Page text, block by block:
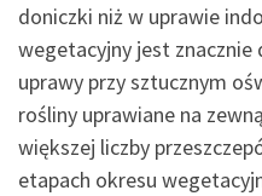
doniczki niż w uprawie
wegetacyjny jest znacznie
uprawy przy sztucznym
rośliny uprawiane na
większej liczby
etapach okresu